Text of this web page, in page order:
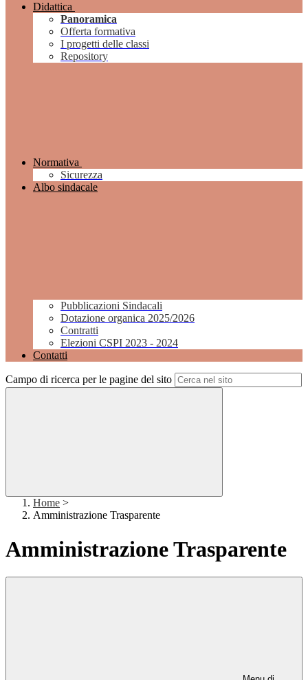
Didattica
Panoramica
Offerta formativa
I progetti delle classi
Repository
Normativa
Sicurezza
Albo sindacale
Pubblicazioni Sindacali
Dotazione organica 2025/2026
Contratti
Elezioni CSPI 2023 - 2024
Contatti
Campo di ricerca per le pagine del sito
Home >
Amministrazione Trasparente
Amministrazione Trasparente